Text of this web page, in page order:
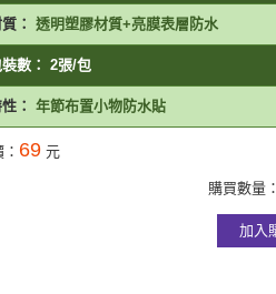
： 透明塑膠材質+亮膜表層防水
數： 2張/包
： 年節布置小物防水貼
69 元
購買數量：